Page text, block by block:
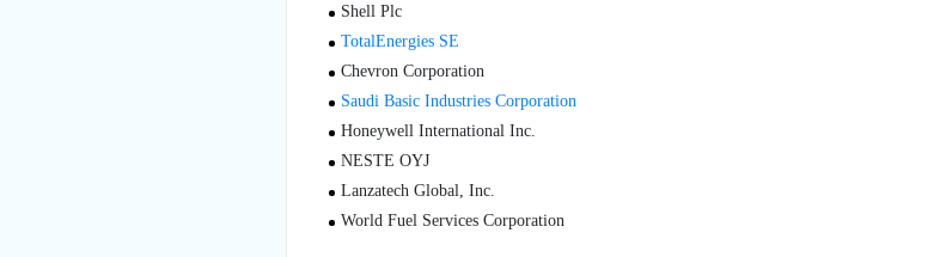
Shell Plc
TotalEnergies SE
Chevron Corporation
Saudi Basic Industries Corporation
Honeywell International Inc.
NESTE OYJ
Lanzatech Global, Inc.
World Fuel Services Corporation